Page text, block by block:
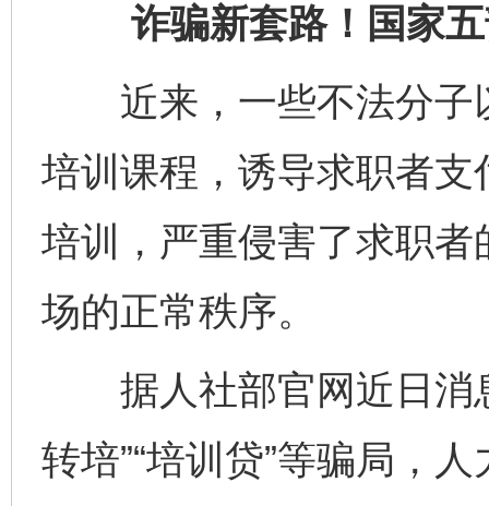
诈骗新套路！国家五
近来，一些不法分子
培训课程，诱导求职者
培训，严重侵害了求职
场的正常秩序。
据人社部官网近日消
转培”“培训贷”等骗局，